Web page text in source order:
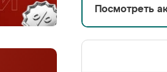
Посмотреть